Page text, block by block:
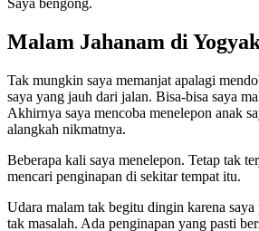
Saya bengong.
Malam Jahanam di
Tak mungkin saya memanjat apalagi
saya yang jauh dari jalan. Bisa-bisa saya
Akhirnya saya mencoba menelepon anak
alangkah nikmatnya.
Beberapa kali saya menelepon. Tetap tak
mencari penginapan di sekitar tempat itu.
Udara malam tak begitu dingin karena
tak masalah. Ada penginapan yang pasti